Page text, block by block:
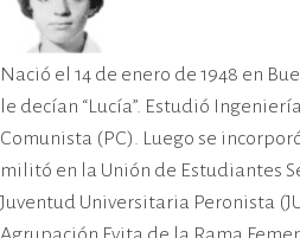
Nació el 14 de enero de 1948 en
le decían “Lucía”. Estudió
Comunista (PC). Luego se
militó en la Unión de Estudiantes
Juventud Universitaria Peronista